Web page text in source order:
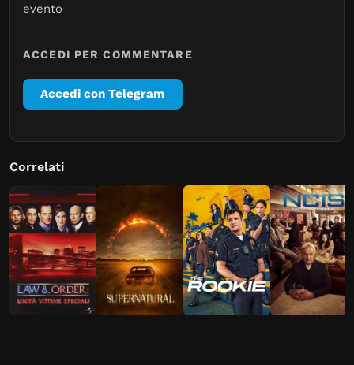
evento
ACCEDI PER COMMENTARE
Accedi con Telegram
Correlati